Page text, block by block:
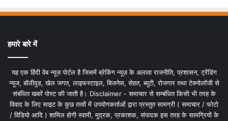
हमारे बारे में
यह एक हिंदी वेब न्यूज़ पोर्टल है जिसमें ब्रेकिंग न्यूज़ के अलावा राजनीति, प्रशासन, ट्रेंडिंग
न्यूज, बॉलीवुड, खेल जगत, लाइफस्टाइल, बिजनेस, सेहत, ब्यूटी, रोजगार तथा टेक्नोलॉजी से
संबंधित खबरें पोस्ट की जाती है। Disclaimer - समाचार से सम्बंधित किसी भी तरह के
विवाद के लिए साइट के कुछ तत्वों में उपयोगकर्ताओं द्वारा प्रस्तुत सामग्री ( समाचार / फोटो
/ विडियो आदि ) शामिल होगी स्वामी, मुद्रक, प्रकाशक, संपादक इस तरह के सामग्रियों के